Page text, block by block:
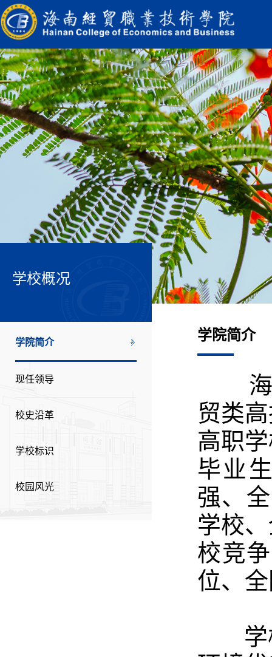
学校概况
学院简介
现任领导
校史沿革
学校标识
校园风光
学院简介
海
贸类
高职
毕业
强、
学校
校竞
位、
学校